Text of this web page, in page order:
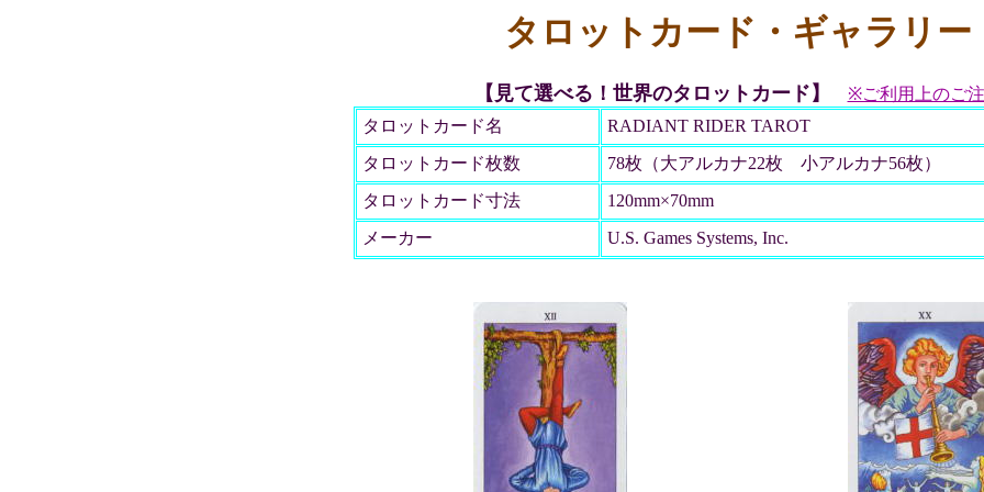
タロットカード・ギャラリー
【見て選べる！世界のタロットカード】
※ご利用上のご
タロットカード名
RADIANT RIDER TAROT
タロットカード枚数
78枚（大アルカナ22枚 小アルカナ56枚）
タロットカード寸法
120mm×70mm
メーカー
U.S. Games Systems, Inc.